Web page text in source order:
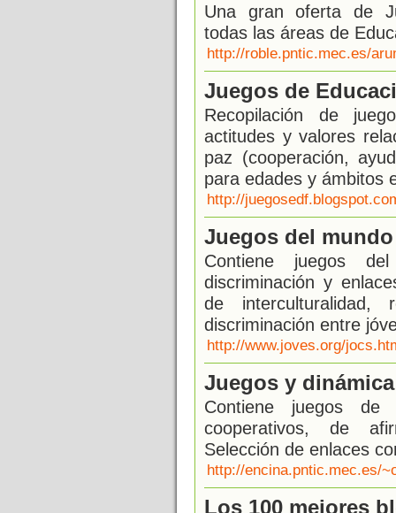
Una gran oferta de
todas las áreas de
http://roble.pntic.mec.es/
Juegos de
Recopilación de
actitudes y valores
paz (cooperación,
para edades y ámbitos
http://
Juegos del
Contiene juegos
discriminación y
de
discriminación entre
http://www.joves.org/
Juegos y
Contiene juegos de
cooperativos, de
Selección de enlaces
http://encina.pntic.mec.es/
Los 100 mejores